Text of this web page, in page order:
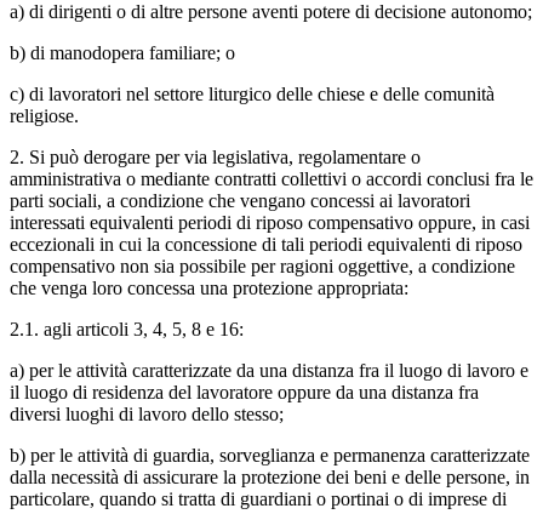
a) di dirigenti o di altre persone aventi potere di decisione autonomo;
b) di manodopera familiare; o
c) di lavoratori nel settore liturgico delle chiese e delle comunità
religiose.
2. Si può derogare per via legislativa, regolamentare o
amministrativa o mediante contratti collettivi o accordi conclusi fra le
parti sociali, a condizione che vengano concessi ai lavoratori
interessati equivalenti periodi di riposo compensativo oppure, in casi
eccezionali in cui la concessione di tali periodi equivalenti di riposo
compensativo non sia possibile per ragioni oggettive, a condizione
che venga loro concessa una protezione appropriata:
2.1. agli articoli 3, 4, 5, 8 e 16:
a) per le attività caratterizzate da una distanza fra il luogo di lavoro e
il luogo di residenza del lavoratore oppure da una distanza fra
diversi luoghi di lavoro dello stesso;
b) per le attività di guardia, sorveglianza e permanenza caratterizzate
dalla necessità di assicurare la protezione dei beni e delle persone, in
particolare, quando si tratta di guardiani o portinai o di imprese di